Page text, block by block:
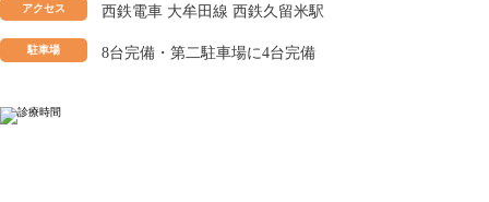
アクセス 西鉄電車 大牟田線 西鉄久留米駅
駐車場 8台完備・第二駐車場に4台完備